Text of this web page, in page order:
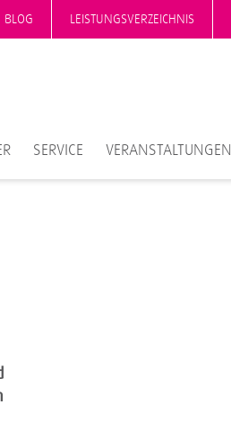
BLOG LEISTUNGSVERZEICHNIS
SERVICE VERANSTALTUNGEN